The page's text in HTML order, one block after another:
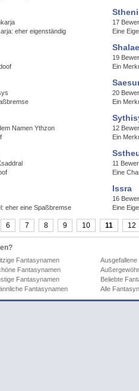
eher eigenständig
17
Eine
19
Ein
20
Ein
Namen Ythzon
12
Ein
11
Eine
eher eine Spaßbremse
Issra
16
Eine
6 7 8 9 10 11 12
Fantasynamen
Fantasynamen
Fantasynamen
Beliebte
Fantasynamen Alle